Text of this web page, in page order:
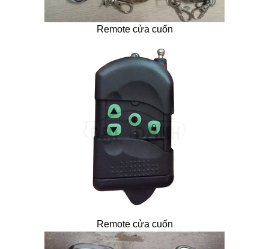
Remote cửa cuốn
Remote cửa cuốn